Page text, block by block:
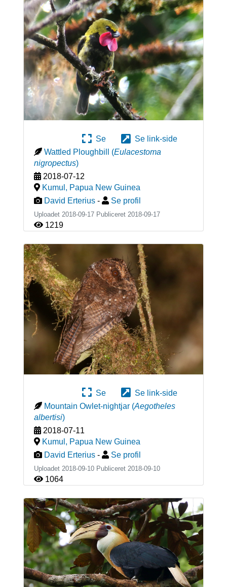
Se
Se link-side
Wattled Ploughbill
(Eulacestoma
nigropectus)
2018-07-12
Kumul , Papua New Guinea
David Erterius - Se profil
Uploadet 2018-09-17 Publiceret 2018-09-17
1219
Se
Se link-side
Mountain Owlet-nightjar (Aegotheles
albertisi)
2018-07-11
Kumul , Papua New Guinea
David Erterius - Se profil
Uploadet 2018-09-10 Publiceret 2018-09-10
1064